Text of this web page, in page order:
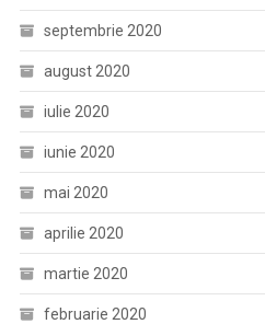
septembrie 2020
august 2020
iulie 2020
iunie 2020
mai 2020
aprilie 2020
martie 2020
februarie 2020